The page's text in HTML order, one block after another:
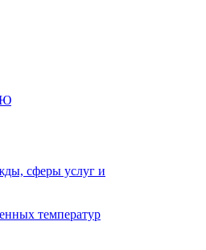
сферы услуг и
температур